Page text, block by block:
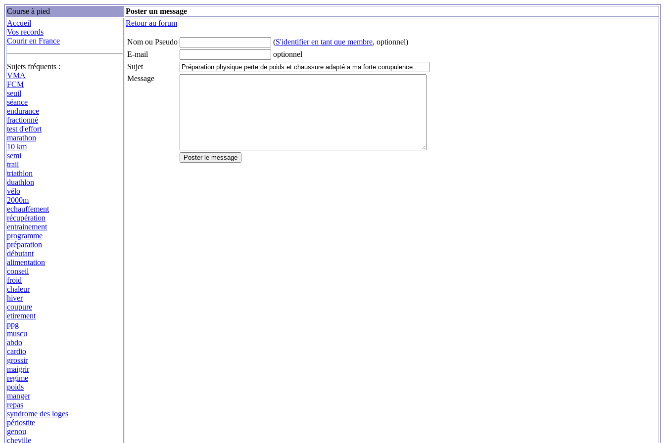
Course à pied
Poster un message
Accueil
Vos records
Courir en France
Sujets fréquents :
VMA
FCM
seuil
séance
endurance
fractionné
test d'effort
marathon
10 km
semi
trail
triathlon
duathlon
vélo
2000m
echauffement
récupération
entrainement
programme
préparation
débutant
alimentation
conseil
froid
chaleur
hiver
coupure
etirement
ppg
muscu
abdo
cardio
grossir
maigrir
regime
poids
manger
repas
syndrome des loges
périostite
genou
cheville
Retour au forum
Nom ou Pseudo (S'identifier en tant que membre, optionnel)
E-mail
optionnel
Sujet
Message